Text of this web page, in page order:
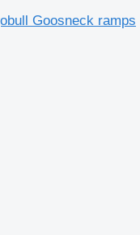
Goosneck ramps